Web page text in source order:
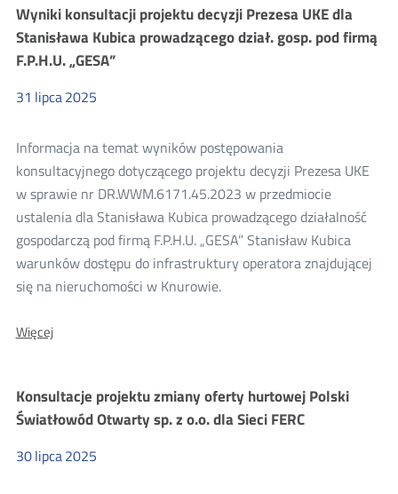
planowanego
zrównania
czasu
obowiązywania
Wyniki konsultacji projektu decyzji Prezesa UKE dla
Stanisława Kubica prowadzącego dział. gosp. pod firmą
F.P.H.U. „GESA”
31 lipca2025
Informacja na temat wyników postępowania
konsultacyjnego dotyczącego projektu decyzji Prezesa UKE
w sprawie nr DR.WWM.6171.45.2023 w przedmiocie
ustalenia dla Stanisława Kubica prowadzącego działalność
gospodarczą pod firmą F.P.H.U. „GESA” Stanisław Kubica
warunków dostępu do infrastruktury operatora znajdującej
się na nieruchomości w Knurowie.
WięcejO:
decyzji
Prezesa
UKE
Stanisława
Konsultacje projektu zmiany oferty hurtowej Polski
Światłowód Otwarty sp. z o.o. dla Sieci FERC
30lipca2025